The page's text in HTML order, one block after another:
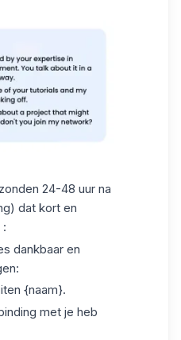
24-48 uur na
dat kort en
dankbaar en
{naam}.
met je heb